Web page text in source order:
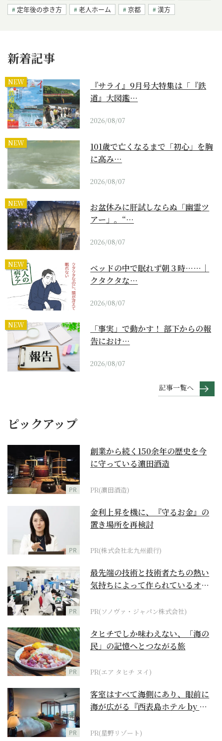
定年後の歩き方
老人ホーム 京都 漢方
新着記事
NEW
『サライ』9月号大特集は「『鉄
道』大図鑑…
2026/08/07
NEW
101歳で亡くなるまで「初心」を胸
に高み…
2026/08/07
NEW
お盆休みに肝試しならぬ「幽霊ツ
アー」。“…
2026/08/07
NEW
ベッドの中で眠れず朝３時……｜
クタクタな…
2026/08/07
NEW
「事実」で動かす！ 部下からの報
告におけ…
2026/08/07
記事一覧へ
ピックアップ
PR
創業から続く150余年の歴史を今
に守っている濵田酒造
PR(濵田酒造)
PR
金利上昇を機に、『守るお金』の
置き場所を再検討
PR(株式会社北九州銀行)
PR
最先端の技術と技術者たちの熱い
気持ちによって作られているオー
PR(ソノヴァ・ジャパン株式会社)
PR
タヒチでしか味わえない、「海の
民」の記憶へとつながる旅
PR(エア タヒチ ヌイ)
PR
客室はすべて海側にあり、眼前に
海が広がる『西表島ホテル by 星
PR(星野リゾート)